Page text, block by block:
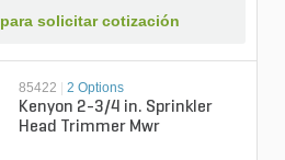
solicitar cotización
85422 2 Options
Kenyon 2-3/4 in. Sprinkler
Head Trimmer Mwr